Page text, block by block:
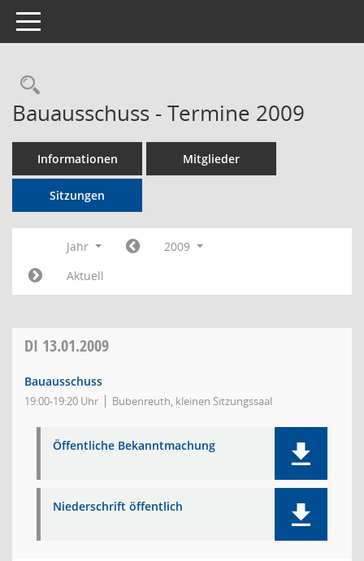
Toggle navigation
Rechercheauswahl
Bauausschuss - Termine 2009
Informationen Mitglieder
Sitzungen
Jahr
2009
Aktuell
DI 13.01.2009
Bauausschuss
19:00-19:20 Uhr Bubenreuth, kleinen Sitzungssaal
Öffentliche Bekanntmachung
Niederschrift öffentlich